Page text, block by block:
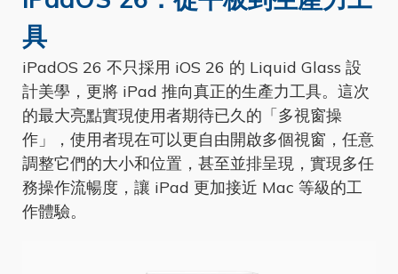
具
iPadOS 26 不只採用 iOS 26 的 Liquid Glass 設
計美學，更將 iPad 推向真正的生產力工具。這次
的最大亮點實現使用者期待已久的「多視窗操
作」，使用者現在可以更自由開啟多個視窗，任意
調整它們的大小和位置，甚至並排呈現，實現多任
務操作流暢度，讓 iPad 更加接近 Mac 等級的工
作體驗。